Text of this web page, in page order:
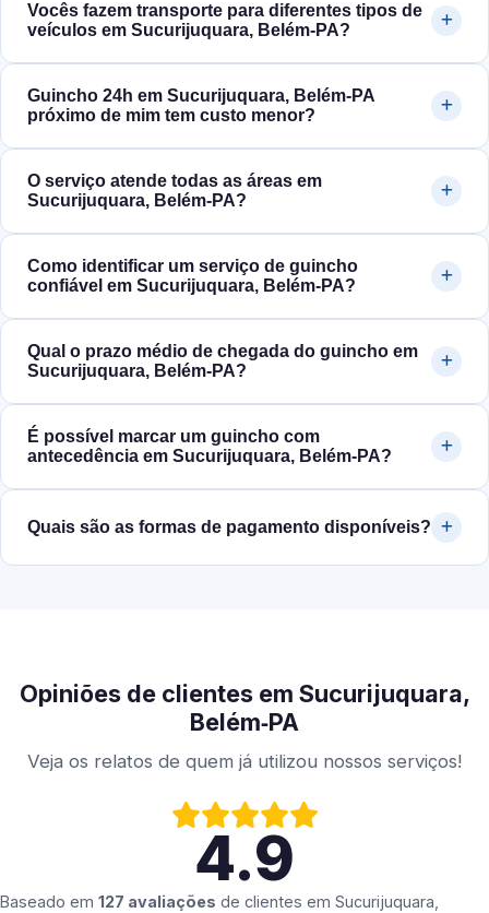
Vocês fazem transporte para diferentes tipos de
veículos em Sucurijuquara, Belém‑PA?
Guincho 24h em Sucurijuquara, Belém‑PA
próximo de mim tem custo menor?
O serviço atende todas as áreas em
Sucurijuquara, Belém‑PA?
Como identificar um serviço de guincho
confiável em Sucurijuquara, Belém‑PA?
Qual o prazo médio de chegada do guincho em
Sucurijuquara, Belém‑PA?
É possível marcar um guincho com
antecedência em Sucurijuquara, Belém‑PA?
Quais são as formas de pagamento disponíveis?
Opiniões de clientes em Sucurijuquara,
Belém‑PA
Veja os relatos de quem já utilizou nossos serviços!
4.9
Baseado em 127 avaliações de clientes em Sucurijuquara,